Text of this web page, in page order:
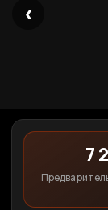
‹
7